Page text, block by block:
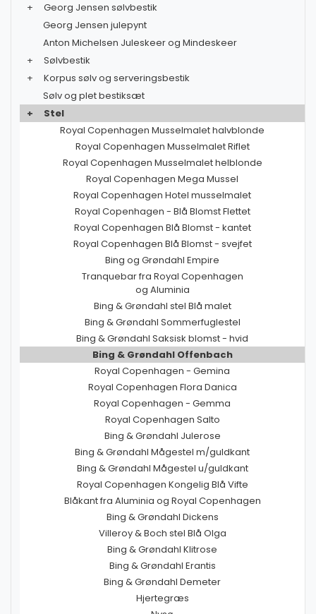
+
Georg Jensen sølvbestik
Georg Jensen julepynt
Anton Michelsen Juleskeer og Mindeskeer
+
Sølvbestik
+
Korpus sølv og serveringsbestik
Sølv og plet bestiksæt
+
Stel
Royal Copenhagen Musselmalet halvblonde
Royal Copenhagen Musselmalet Riflet
Royal Copenhagen Musselmalet helblonde
Royal Copenhagen Mega Mussel
Royal Copenhagen Hotel musselmalet
Royal Copenhagen - Blå Blomst Flettet
Royal Copenhagen Blå Blomst - kantet
Royal Copenhagen Blå Blomst - svejfet
Bing og Grøndahl Empire
Tranquebar fra Royal Copenhagen
og Aluminia
Bing & Grøndahl stel Blå malet
Bing & Grøndahl Sommerfuglestel
Bing & Grøndahl Saksisk blomst - hvid
Bing & Grøndahl Offenbach
Royal Copenhagen - Gemina
Royal Copenhagen Flora Danica
Royal Copenhagen - Gemma
Royal Copenhagen Salto
Bing & Grøndahl Julerose
Bing & Grøndahl Mågestel m/guldkant
Bing & Grøndahl Mågestel u/guldkant
Royal Copenhagen Kongelig Blå Vifte
Blåkant fra Aluminia og Royal Copenhagen
Bing & Grøndahl Dickens
Villeroy & Boch stel Blå Olga
Bing & Grøndahl Klitrose
Bing & Grøndahl Erantis
Bing & Grøndahl Demeter
Hjertegræs